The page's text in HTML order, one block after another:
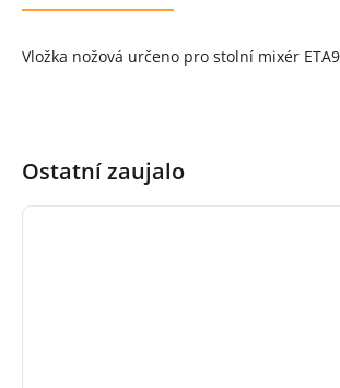
Vložka nožová určeno pro stolní mixér
Ostatní zaujalo